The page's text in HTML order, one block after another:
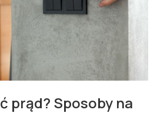
prąd? Sposoby na